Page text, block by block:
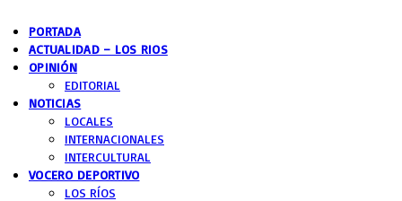
PORTADA
ACTUALIDAD – LOS RIOS
OPINIÓN
EDITORIAL
NOTICIAS
LOCALES
INTERNACIONALES
INTERCULTURAL
VOCERO DEPORTIVO
LOS RÍOS